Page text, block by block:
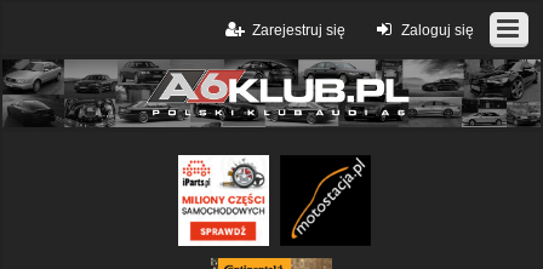
Zaloguj się
Zarejestruj się